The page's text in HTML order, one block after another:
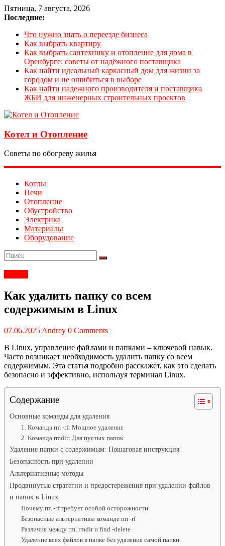
Пятница, 7 августа, 2026
Последние:
Что нужно знать о переезде бизнеса
Как выбрать квартиру
Как выбрать сантехнику и отопление для дома в
Оренбурге: советы от надёжного поставщика
Как найти идеальный каркасный дом для жизни за
городом и не ошибиться в выборе
Как найти надежного производителя и поставщика
ЖБИ для инженерных строительных проектов
Котел и Отопление
Советы по обогреву жилья
Котлы
Печи
Отопление
Обустройство
Электрика
Материалы
Оборудование
Как удалить папку со всем
содержимым в Linux
07.06.2025 Andrey 0 Comments
В Linux, управление файлами и папками – ключевой навык.
Часто возникает необходимость удалить папку со всем
содержимым. Эта статья подробно расскажет, как это сделать
безопасно и эффективно, используя терминал Linux.
Содержание
Основные команды для удаления
1. Команда rm -rf: Мощное удаление
2. Команда rmdir: Для пустых папок
Удаление папки с содержимым: Пошаговая инструкция
Безопасность при удалении
Альтернативные методы
Продвинутые стратегии и предостережения при удалении файлов
и папок в Linux
Почему rm -rf требует особой осторожности
Безопасные альтернативы команде rm -rf
Различия между rm, rmdir и find -delete
Удаление всех файлов в папке без удаления самой папки